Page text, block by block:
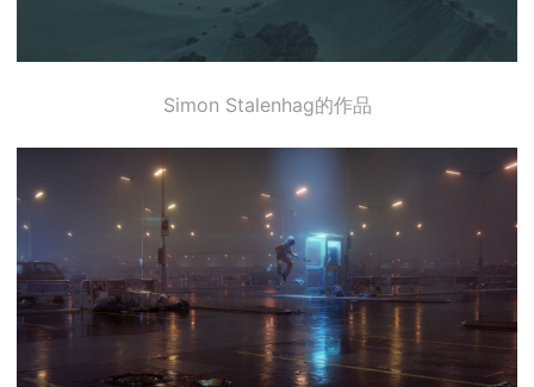
Simon Stalenhag的作品